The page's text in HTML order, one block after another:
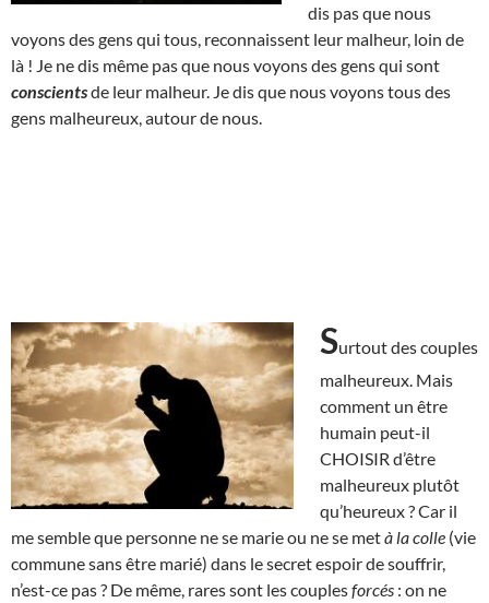
dis pas que nous
voyons des gens qui tous, reconnaissent leur malheur, loin de
là ! Je ne dis même pas que nous voyons des gens qui sont
conscientsde leur malheur. Je dis que nous voyons tous des
gens malheureux, autour de nous.
Surtout des couples
malheureux. Mais
comment un être
humain peut-il
CHOISIR d’être
malheureux plutôt
qu’heureux ? Car il
me semble que personne ne se marie ou ne se metà la colle (vie
commune sans être marié) dans le secret espoir de souffrir,
n’est-ce pas ? De même, rares sont les couplesforcés : on ne